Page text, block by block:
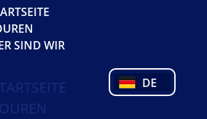
SIND WIR
DE
PT
TR